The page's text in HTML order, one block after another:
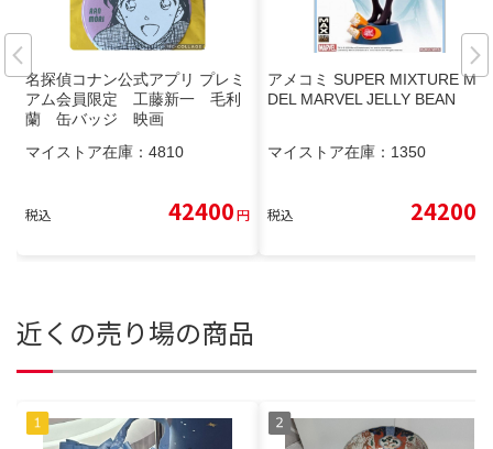
名探偵コナン公式アプリ プレミ
アム会員限定 工藤新一 毛利
蘭 缶バッジ 映画
マイストア在庫： 4810
税込 42400円
アメコミ SUPER MIXTURE MO
DEL MARVEL JELLY BEAN
マイストア在庫： 1350
税込 24200
近くの売り場の商品